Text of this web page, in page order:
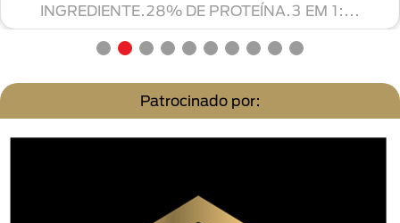
DE PROTEÍNA.3 EM 1:...
Patrocinado por: